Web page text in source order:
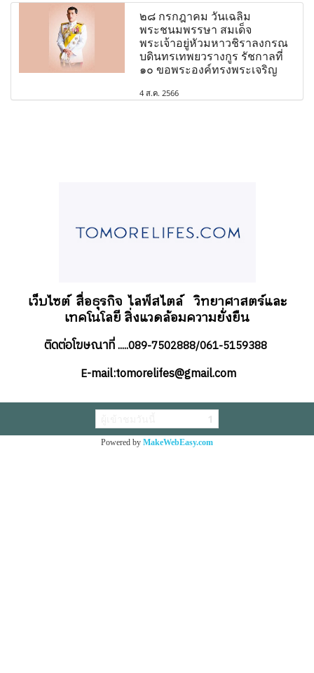
๒๘ กรกฎาคม วันเฉลิม
พระชนมพรรษา สมเด็จ
พระเจ้าอยู่หัวมหาวชิราลงกรณ
บดินทรเทพยวรางกูร รัชกาลที่
๑๐ ขอพระองค์ทรงพระเจริญ
4 ส.ค. 2566
เว็บไซต์ สื่อธุรกิจไลฟ์สไตล์ วิทยาศาสตร์และ
เทคโนโลยี สิ่งแวดล้อมความยั่งยืน
ติดต่อโฆษณาที่.....089-7502888/061-5159388
E-mail:tomorelifes@gmail.com
1
Powered by MakeWebEasy.com